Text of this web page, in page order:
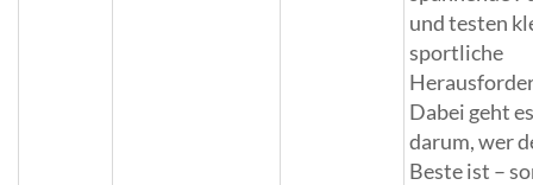
und testen
sportliche
Dabei geht
darum, wer
Beste ist –